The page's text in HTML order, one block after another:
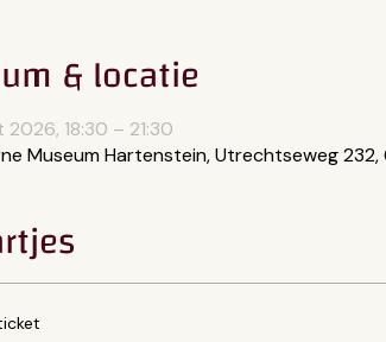
& locatie
18:30 – 21:30
Museum Hartenstein, Utrechtseweg